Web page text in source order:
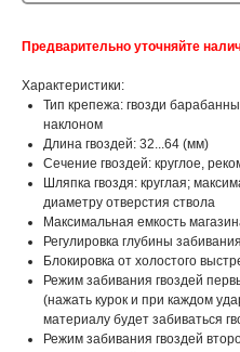
Предварительно уточняйте
Характеристики:
Тип крепежа: гвозди
наклоном
Длина гвоздей: 32...64 (мм)
Сечение гвоздей: круглое,
Шляпка гвоздя: круглая;
диаметру отверстия ствола
Максимальная емкость
Регулировка глубины
Блокировка от холостого
Режим забивания гвоздей
(нажать курок и при каждом
материалу будет забиваться
Режим забивания гвоздей